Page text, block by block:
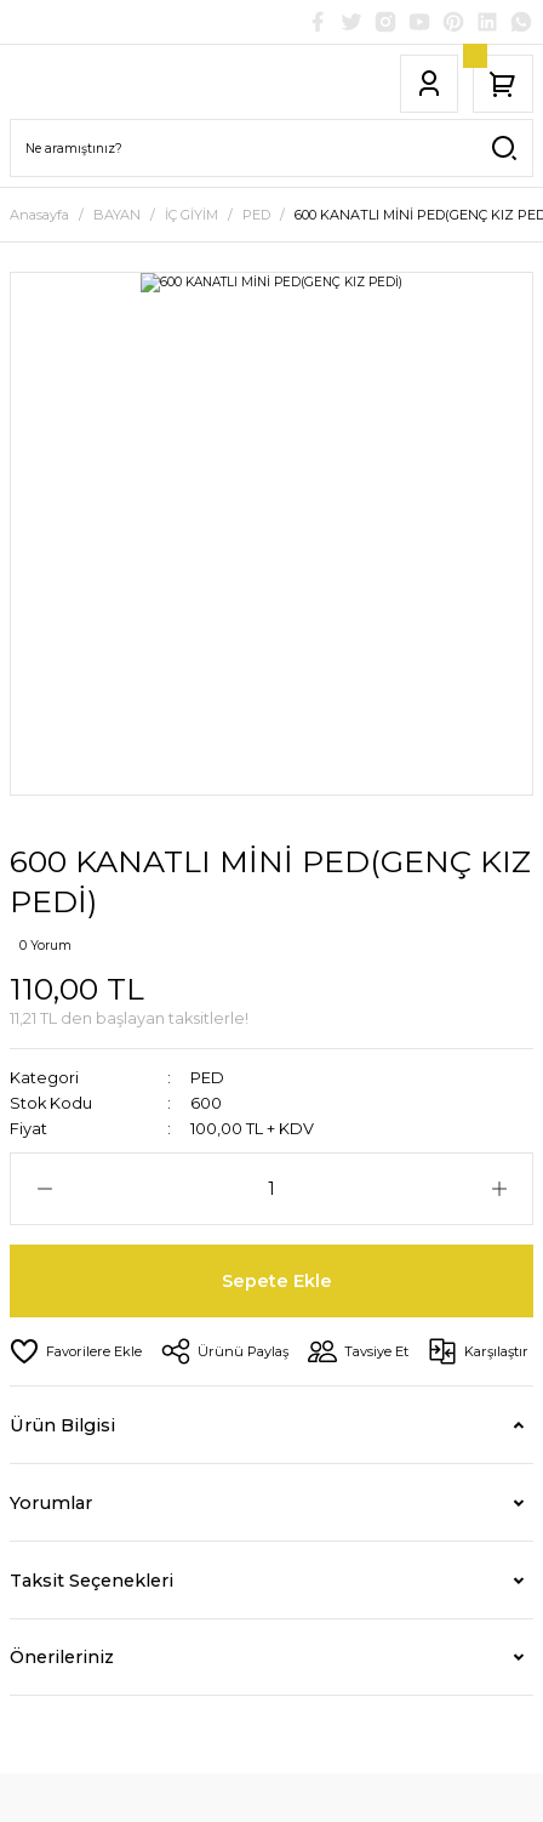
Anasayfa BAYAN İÇ GİYİM PED 600 KANATLI MİNİ PED(GENÇ KIZ
600 KANATLI MİNİ PED(GENÇ KIZ
PEDİ)
0 Yorum
110,00 TL
11,21 TL den başlayan taksitlerle!
Kategori
PED
Stok Kodu
600
Fiyat
100,00 TL + KDV
Sepete Ekle
Ürünü Paylaş Tavsiye Et Karşılaştır
Ürün Bilgisi
Yorumlar
Taksit Seçenekleri
Önerileriniz